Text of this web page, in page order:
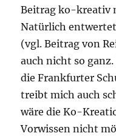
Beitrag ko-kreativ
Natürlich
(vgl. Beitrag von
auch nicht so
die Frankfurter
treibt mich auch
wäre die Ko-
Vorwissen nicht